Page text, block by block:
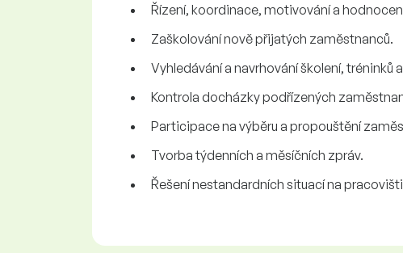
Řízení, koordinace, motivování a
Zaškolování nově přijatých zaměstnanců.
Vyhledávání a navrhování školení,
Kontrola docházky podřízených
Participace na výběru a propouštění
Tvorba týdenních a měsíčních zpráv.
Řešení nestandardních situací na